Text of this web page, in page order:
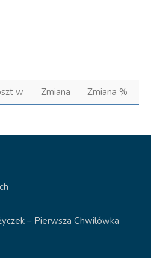
w Zmiana Zmiana %
– Pierwsza Chwilówka